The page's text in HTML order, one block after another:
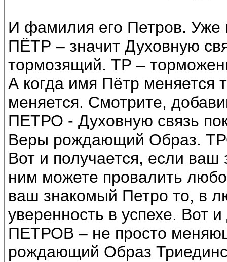
И фамилия его Петров. Уже
ПЁТР – значит Духовную
тормозящий. ТР –
А когда имя Пётр меняется
меняется. Смотрите,
ПЕТРО - Духовную связь
Веры рождающий Образ.
Вот и получается, если
ним можете провалить
ваш знакомый Петро то, в
уверенность в успехе. Вот
ПЕТРОВ – не просто
рождающий Образ